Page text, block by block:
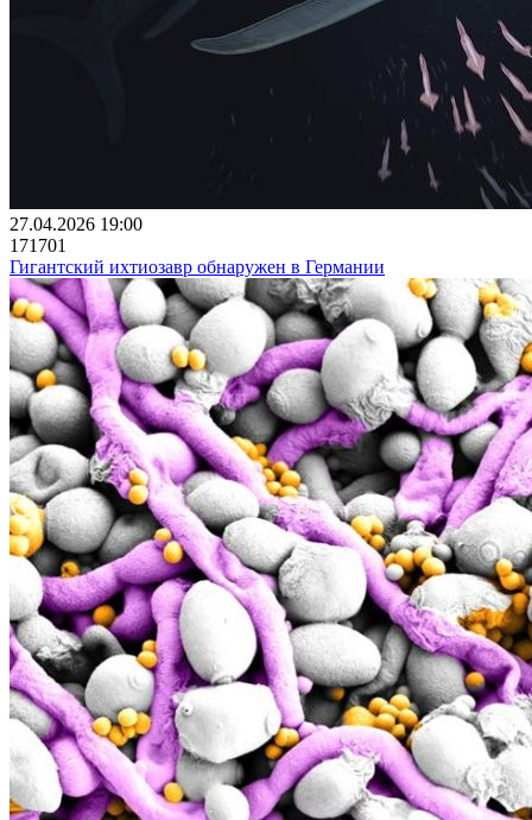
27.04.2026 19:00
171701
Гигантский ихтиозавр обнаружен в Германии